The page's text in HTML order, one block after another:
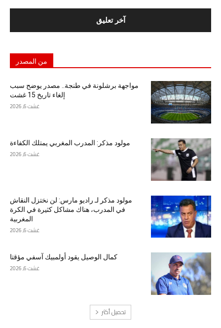
من المصدر
مواجهة برشلونة في طنجة.. مصدر يوضح سبب
إلغاء تاريخ 15 غشت
غشت 6, 2026
مولود مذكر: المدرب المغربي يمتلك الكفاءة
غشت 6, 2026
مولود مذكر لـ راديو مارس: لن نختزل النقاش
في المدرب، هناك مشاكل كثيرة في الكرة
المغربية
غشت 6, 2026
كمال الوصيل يقود أولمبيك آسفي مؤقتا
غشت 6, 2026
تحميل أكثر